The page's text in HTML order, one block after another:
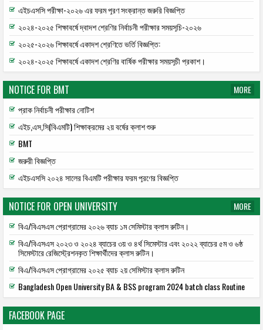
এইচএসসি পরীক্ষা-২০২৬ এর ফরম পূরণ সংক্রান্ত জরুরি বিজ্ঞপ্তি
২০২৪-২০২৫ শিক্ষাবর্ষে দ্বাদশ শ্রেণির নির্বাচনী পরীক্ষার সময়সূচি-২০২৬
২০২৫-২০২৬ শিক্ষাবর্ষে একাদশ শ্রেণিতে ভর্তি বিজ্ঞপ্তি:
২০২৪-২০২৫ শিক্ষাবর্ষে একাদশ শ্রেণির বার্ষিক পরীক্ষার সময়সূচী প্রকাশ।
NOTICE FOR BMT
MORE
প্রাক নির্বাচনী পরীক্ষার নোটিশ
এইচ,এস,সি(বিএমটি) শিক্ষাক্রমের ২য় বর্ষের ক্লাশ শুরু
BMT
জরুরী বিজ্ঞপ্তি
এইচএসসি ২০২৪ সালের বিএমটি পরীক্ষার ফরম পূরণের বিজ্ঞপ্তি
NOTICE FOR OPEN UNIVERSITY
MORE
বিএ/বিএসএস প্রোগ্রামের ২০২৬ ব্যাচ ১ম সেমিস্টার ক্লাস রুটিন।
বিএ/বিএসএস ২০২৩ ও ২০২৪ ব্যাচের ৩য় ও ৪র্থ সিমেস্টার এবং ২০২২ ব্যাচের ৫ম ও ৬ষ্ঠ
সিমেস্টারে রেজিস্ট্রেশনকৃত শিক্ষার্থীদের ক্লাস রুটিন।
বিএ/বিএসএস প্রোগ্রামের ২০২৫ ব্যাচ ২য় সেমিস্টার ক্লাস রুটিন
Bangladesh Open University BA & BSS program 2024 batch class Routine
FACEBOOK PAGE